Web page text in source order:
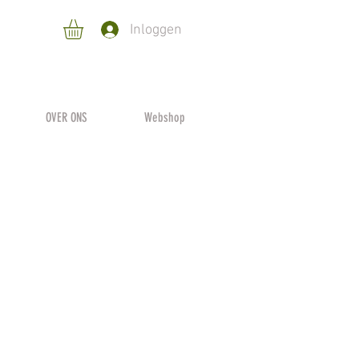
Inloggen
OVER ONS Webshop